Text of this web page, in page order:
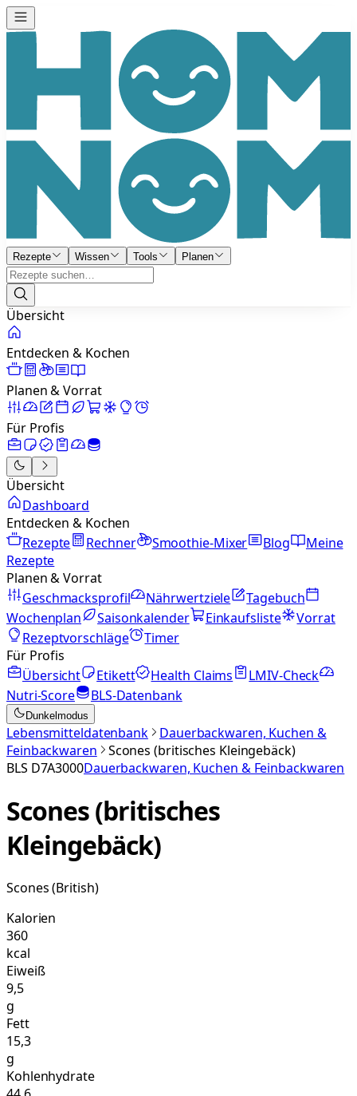
Rezepte Wissen Tools Planen
Übersicht
Entdecken & Kochen
Planen & Vorrat
Für Profis
Übersicht
Dashboard
Entdecken & Kochen
Rezepte
Rechner Smoothie-Mixer Blog
Meine
Rezepte
Planen & Vorrat
Geschmacksprofil
Nährwertziele
Tagebuch
Wochenplan
Saisonkalender Einkaufsliste
Vorrat
Rezeptvorschläge
Timer
Für Profis
Übersicht
Etikett Health Claims
LMIV-Check
Nutri-Score
BLS-Datenbank
Dunkelmodus
Lebensmitteldatenbank
Dauerbackwaren, Kuchen &
Feinbackwaren
Scones (britisches Kleingebäck)
BLS D7A3000Dauerbackwaren, Kuchen & Feinbackwaren
Scones (britisches
Kleingebäck)
Scones (British)
Kalorien
360
kcal
Eiweiß
9,5
g
Fett
15,3
g
Kohlenhydrate